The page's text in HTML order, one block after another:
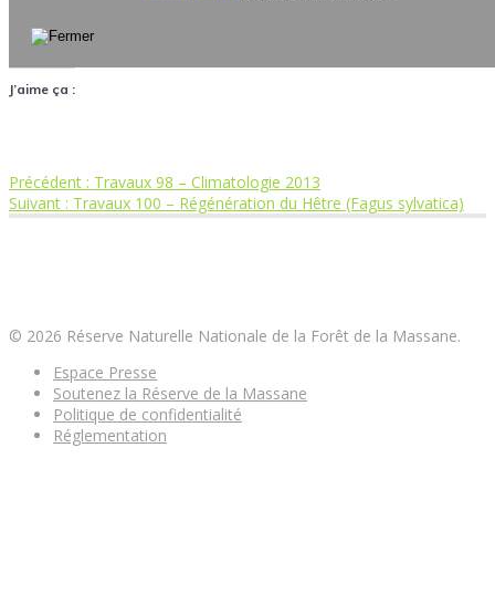
J’aime ça :
Navigation
Précédent : Article
précédent
Travaux 98 – Climatologie 2013
Suivant : Article
Travaux 100 – Régénération du Hêtre (Fagus sylvatica)
© 2026 Réserve Naturelle Nationale de la Forêt de la Massane.
Espace Presse
Soutenez la Réserve de la Massane
Politique de confidentialité
Réglementation